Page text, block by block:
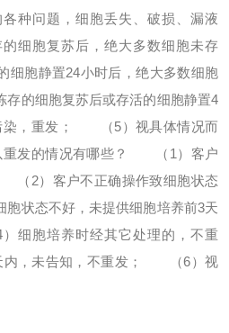
各种问题，细胞丢失、破损、漏液
胞复苏后，绝大多数细胞未存
胞静置24小时后，绝大多数细胞
的细胞复苏后或存活的细胞静置4
，重发；
（5）视具体情况而
发的情况有哪些？
（1）客户
2）客户不正确操作致细胞状态
状态不好，未提供细胞培养前3天
胞培养时经其它处理的，不重
未告知，不重发；
（6）视